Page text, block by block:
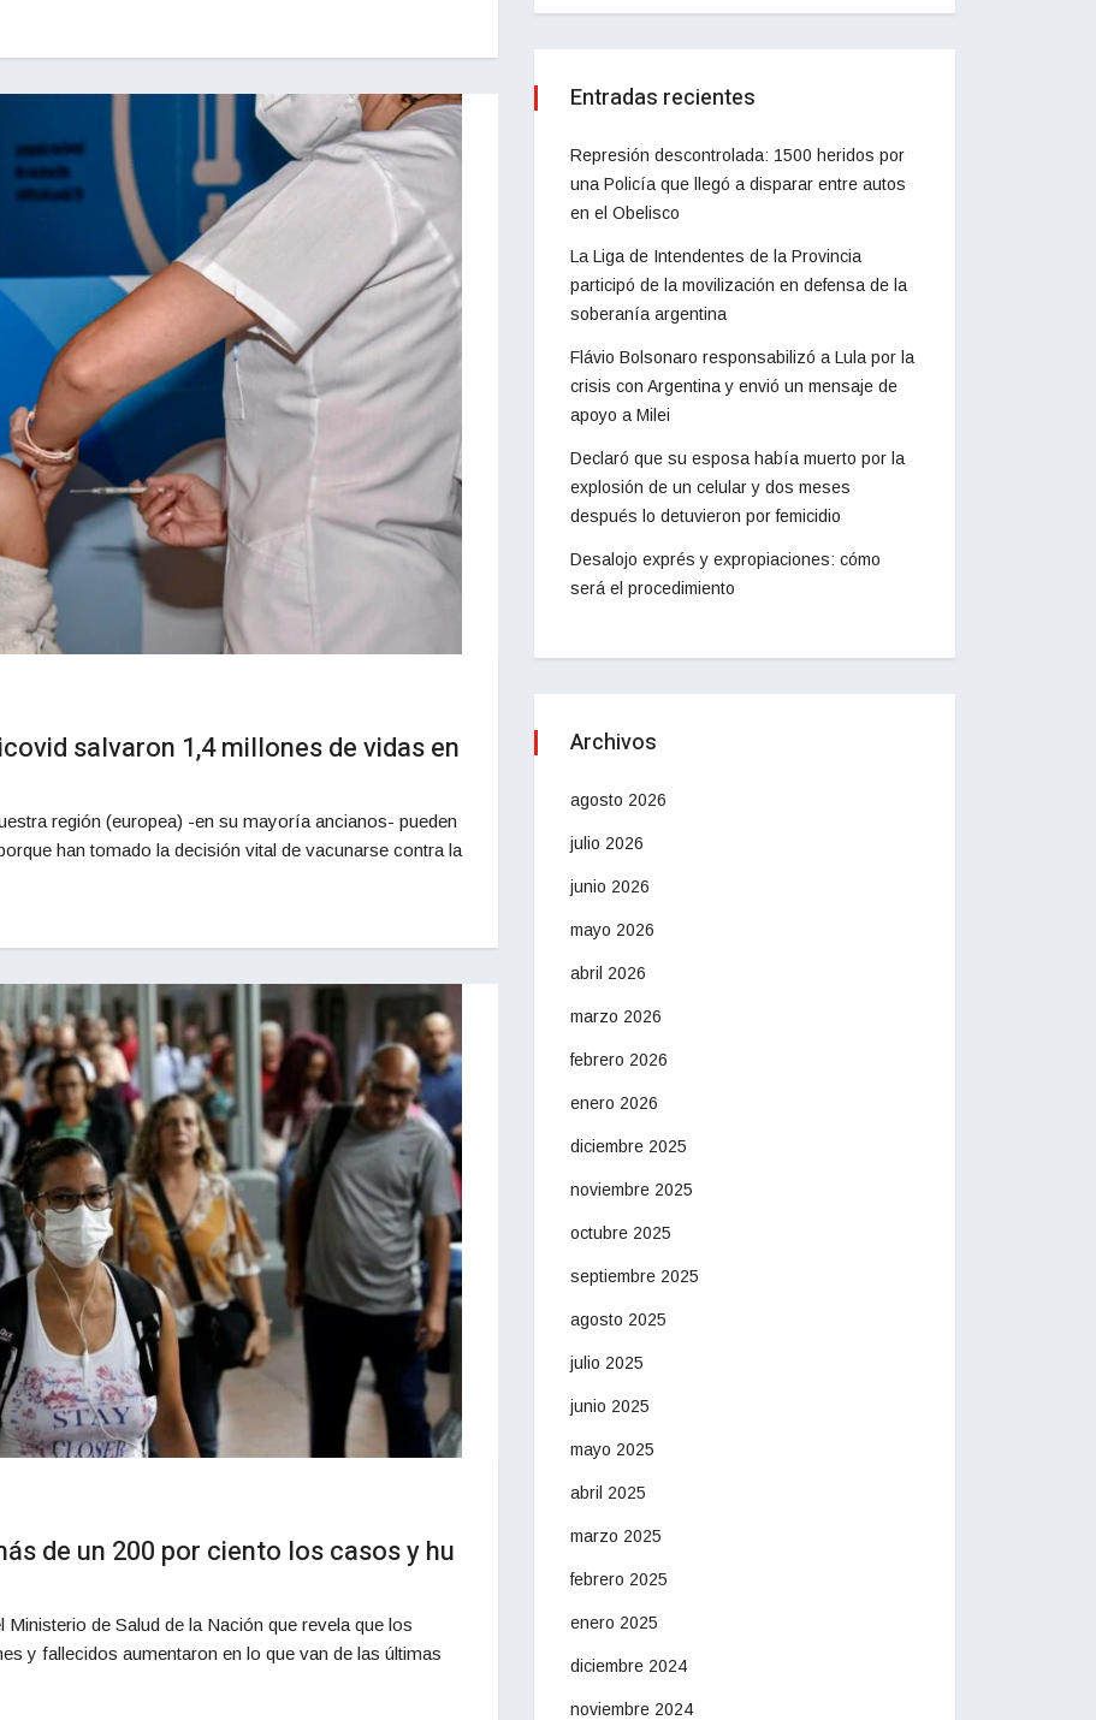
salvaron 1,4 millones de vidas en
región (europea) -en su mayoría ancianos- pueden
han tomado la decisión vital de vacunarse contra la
de un 200 por ciento los casos y hu
de Salud de la Nación que revela que los
y fallecidos aumentaron en lo que van de las últimas
Entradas recientes
Represión descontrolada: 1500 heridos por
una Policía que llegó a disparar entre autos
en el Obelisco
La Liga de Intendentes de la Provincia
participó de la movilización en defensa de la
soberanía argentina
Flávio Bolsonaro responsabilizó a Lula por la
crisis con Argentina y envió un mensaje de
apoyo a Milei
Declaró que su esposa había muerto por la
explosión de un celular y dos meses
después lo detuvieron por femicidio
Desalojo exprés y expropiaciones: cómo
será el procedimiento
Archivos
agosto 2026
julio 2026
junio 2026
mayo 2026
abril 2026
marzo 2026
febrero 2026
enero 2026
diciembre 2025
noviembre 2025
octubre 2025
septiembre 2025
agosto 2025
julio 2025
junio 2025
mayo 2025
abril 2025
marzo 2025
febrero 2025
enero 2025
diciembre 2024
noviembre 2024